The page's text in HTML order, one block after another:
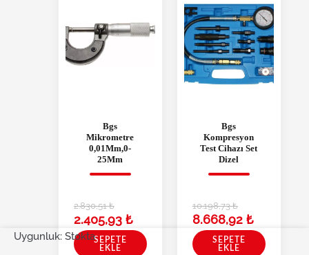
Bgs
Mikrometre
0,01Mm,0-
25Mm
2.830,51₺
2.405,93 ₺
SEPETE
EKLE
Bgs
Kompresyon
Test Cihazı Set
Dizel
10.198,73₺
8.668,92 ₺
SEPETE
EKLE
Uygunluk: Stokta
Brio Akü Test Cihazı Dijital Mini 12V adet